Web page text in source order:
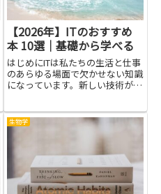
【2026年】ITのおすすめ
本 10選｜基礎から学べる
はじめにITは私たちの生活と仕事
のあらゆる場面で欠かせない知識
になっています。新しい技術が生
けることが近道です。この記事で
は、難しい用語を避け、身近な例
で理解を深められる本の考え方...
生物学